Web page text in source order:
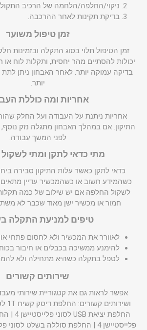
ניקוי/החלפה/הלחמה של הרכיב
בדיקת תקינות לאחר ההרכבה.
זמן טיפול משוער
זמן הטיפול תלוי בסוג התקלה ובזמינות
יכולות להסתיים מהר יחסית, ותקלות לוח
בדיקה עמוקה יותר. לאחר האבחון ניתן
יותר.
אחריות ומה כוללת
אחריות ניתנת על העבודה ועל החלק
התיקון. אם במהלך האבחון מתגלה נזק
לפני המשך עבודה.
מתי כדאי לתקן ומתי
כדאי לתקן כאשר עלות התיקון סבירה
כשהמידע חשוב או כשהמכשיר עדיין
לשקול החלפה אם יש שילוב של כמה תקלות
חמור או מכשיר ישן מאוד שכבר לא
טיפים למניעת התקלה
לאוורר את המכשיר ולא לחסום פתחי
להימנע ממשיכה בכבלים או חיבור
לטפל בתקלה כשהיא מתחילה ולא
שירותים קשורים
אפשר לראות גם את קטגורייתשירותי
ושירותים קשורים: החלפת דיסק קשיח 1T לסוני פלייסטיישן 4
החלפת יציאת USB לסוני פלייסטיישן 4
|
פלייסטיישן 4
| החלפת סוללה בשלט לסוני